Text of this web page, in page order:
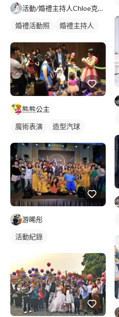
活動/婚禮主持人Chloe克蘿伊
婚禮活動照
婚禮主持人
熊熊公主
魔術表演 造型汽球
游晞彤
活動紀錄